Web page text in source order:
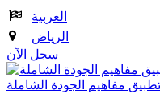
العربية
الرياض
سجل الآن
مفاهيم الجودة الشاملة